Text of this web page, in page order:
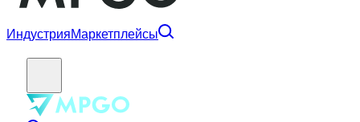
ИндустрияМаркетплейсы